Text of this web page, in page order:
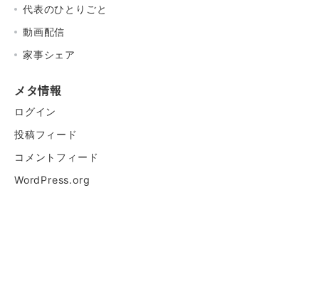
代表のひとりごと
動画配信
家事シェア
メタ情報
ログイン
投稿フィード
コメントフィード
WordPress.org